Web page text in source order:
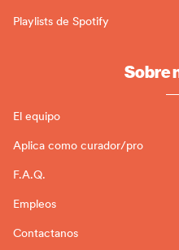
Playlists de Spotify
Sobre
El equipo
Aplica como curador/pro
F.A.Q.
Empleos
Contactanos